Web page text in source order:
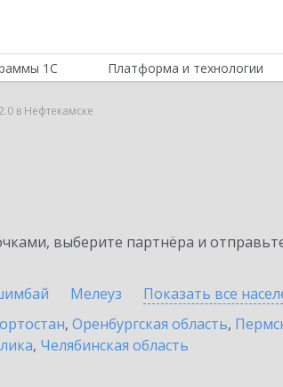
1С Платформа и технологии
в Нефтекамске
выберите партнёра и
Мелеуз Показать все
, Оренбургская область,
, Челябинская область